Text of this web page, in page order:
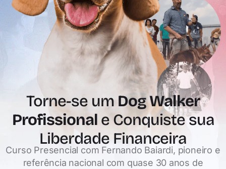
Torne-se umDog Walker
Profissional e Conquiste sua
Liberdade Financeira
Curso Presencial com Fernando Baiardi, pioneiro e
referência nacional com quase 30 anos de